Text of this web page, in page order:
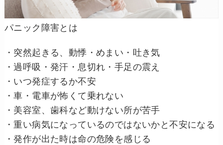
パニック障害とは
・突然起きる、動悸・めまい・吐き気
・過呼吸・発汗・息切れ・手足の震え
・いつ発症するか不安
・車・電車が怖くて乗れない
・美容室、歯科など動けない所が苦手
・重い病気になっているのではないかと不安になる
・発作が出た時は命の危険を感じる